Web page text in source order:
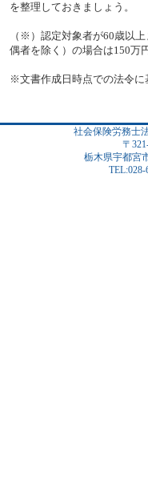
を整理しておきましょう。
（※）認定対象者が60歳以
偶者を除く）の場合は150万
※文書作成日時点での法令
社会保険労務士
〒
栃木県宇都宮
TEL:028-